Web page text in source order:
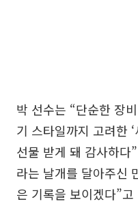
박 선수는 “단순한 장
기 스타일까지 고려한
선물 받게 돼 감사하다
라는 날개를 달아주신
은 기록을 보이겠다”고